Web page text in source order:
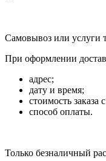
Самовывоз или услуги
При оформлении
адрес;
дату и время;
стоимость заказа
способ оплаты.
Только безналичный